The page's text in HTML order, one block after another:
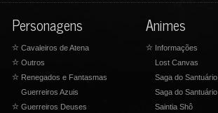
Personagens
☆ Cavaleiros de Atena
☆ Outros
☆ Renegados e Fantasmas
Guerreiros Azuis
☆ Guerreiros Deuses
Animes
☆ Informações
Lost Canvas
Saga do Santuário
Saga do Santuário
Saintia Shô